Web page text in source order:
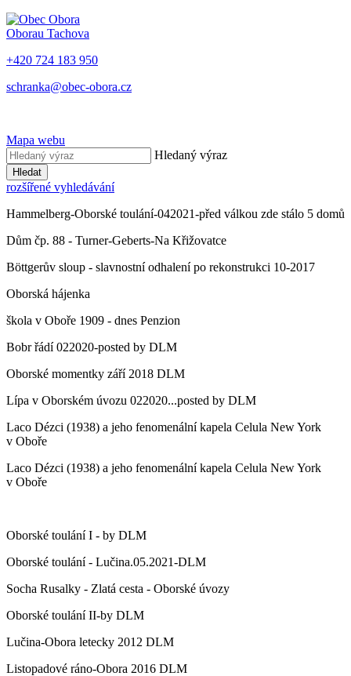
Oborau Tachova
+420 724 183 950
schranka@obec-obora.cz
Mapa webu
Hledaný výraz
Hledat
rozšířené vyhledávání
Hammelberg-Oborské toulání-042021-před válkou zde stálo 5 domů
Dům čp. 88 - Turner-Geberts-Na Křižovatce
Böttgerův sloup - slavnostní odhalení po rekonstrukci 10-2017
Oborská hájenka
škola v Oboře 1909 - dnes Penzion
Bobr řádí 022020-posted by DLM
Oborské momentky září 2018 DLM
Lípa v Oborském úvozu 022020...posted by DLM
Laco Dézci (1938) a jeho fenomenální kapela Celula New York
v Oboře
Laco Dézci (1938) a jeho fenomenální kapela Celula New York
v Oboře
Oborské toulání I - by DLM
Oborské toulání - Lučina.05.2021-DLM
Socha Rusalky - Zlatá cesta - Oborské úvozy
Oborské toulání II-by DLM
Lučina-Obora letecky 2012 DLM
Listopadové ráno-Obora 2016 DLM